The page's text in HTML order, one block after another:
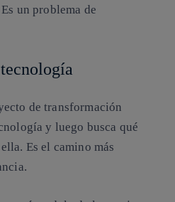
un problema de
de transformación
y luego busca qué
Es el camino más